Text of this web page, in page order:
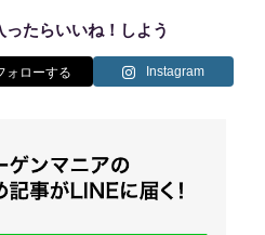
たらいいね！しよう
Instagram